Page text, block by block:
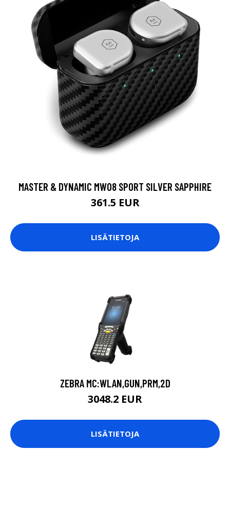
MASTER & DYNAMIC MW08 SPORT SILVER SAPPHIRE
361.5 EUR
LISÄTIETOJA
ZEBRA MC:WLAN,GUN,PRM,2D
3048.2 EUR
LISÄTIETOJA